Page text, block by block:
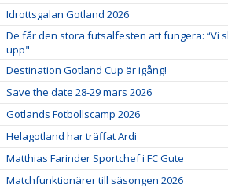
Idrottsgalan Gotland 2026
De får den stora futsalfesten att fungera: “Vi
upp"
Destination Gotland Cup är igång!
Save the date 28-29 mars 2026
Gotlands Fotbollscamp 2026
Helagotland har träffat Ardi
Matthias Farinder Sportchef i FC Gute
Matchfunktionärer till säsongen 2026